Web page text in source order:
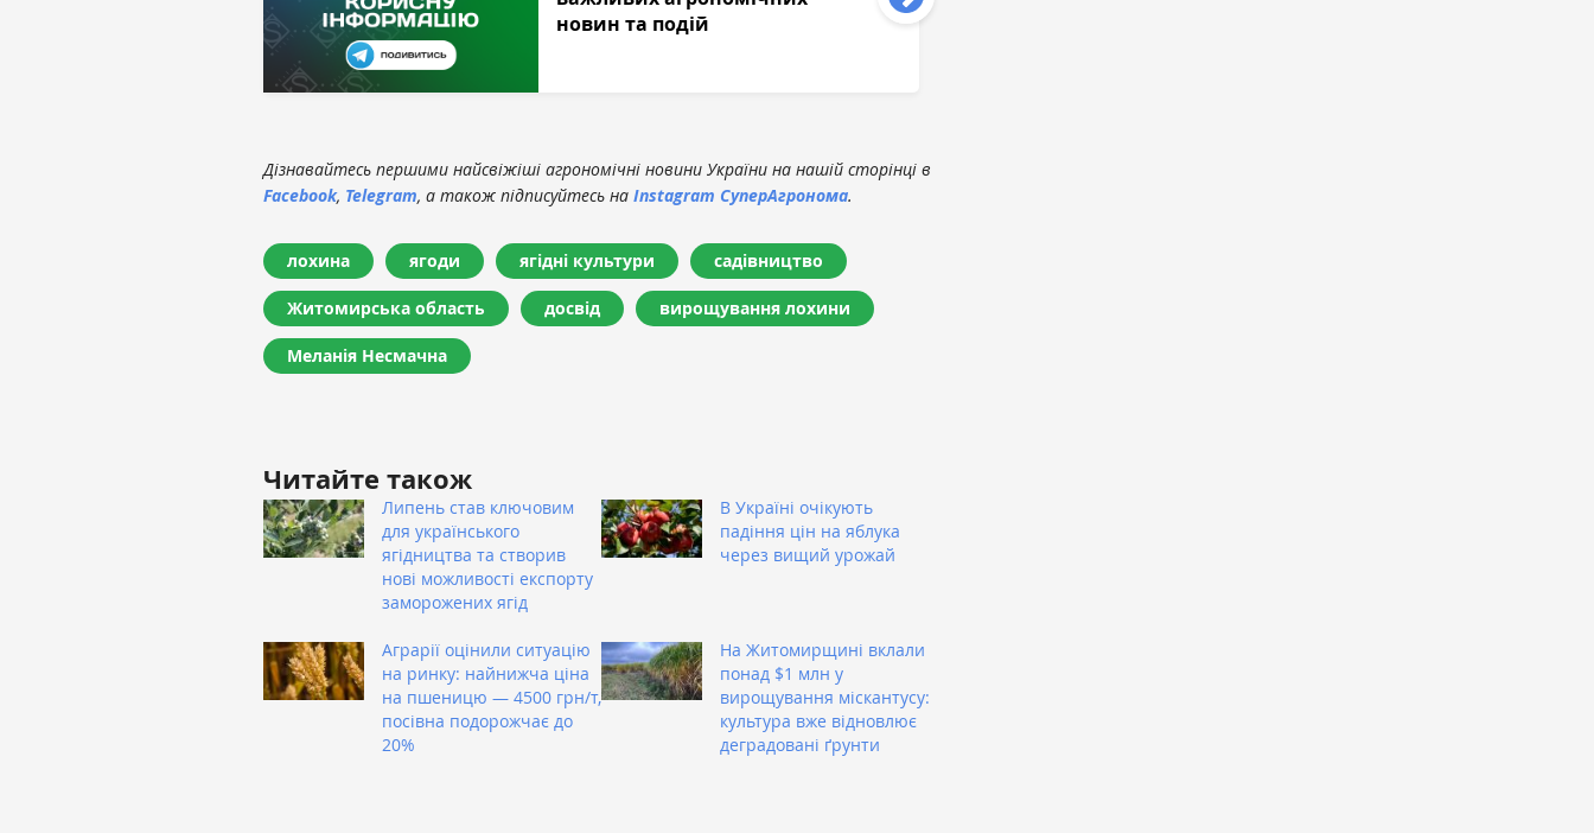
новин та подій
Дізнавайтесь першими найсвіжіші агрономічні новини України на нашій сторінці в
Facebook, Telegram, а також підписуйтесь на Instagram СуперАгронома.
лохина ягоди ягідні культури садівництво
Житомирська область досвід вирощування лохини
Меланія Несмачна
Читайте також
Липень став ключовим
для українського
ягідництва та створив
нові можливості експорту
заморожених ягід
В Україні очікують
падіння цін на яблука
через вищий урожай
Аграрії оцінили ситуацію
на ринку: найнижча ціна
на пшеницю — 4500 грн/т,
посівна подорожчає до
20%
На Житомирщині вклали
понад $1 млн у
вирощування міскантусу:
культура вже відновлює
деградовані ґрунти